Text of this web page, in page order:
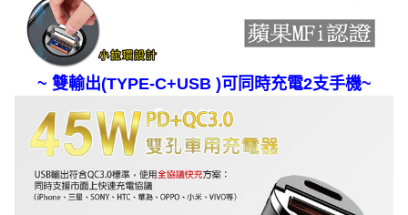
~ 雙輸出(TYPE-C+USB )可同時充電2支手機~